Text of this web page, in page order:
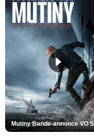
Mutiny Bande-annonce VO